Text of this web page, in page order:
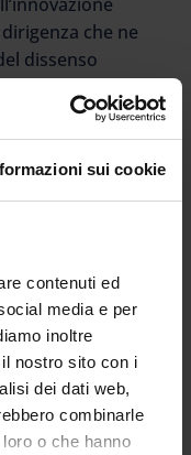
sui cookie
contenuti ed
media e per
inoltre
nostro sito con i
dei dati web,
combinarle
o che hanno
che ne
dissenso
e nella
non
i loro
perché
fosse persa
di
di
“i docenti
e